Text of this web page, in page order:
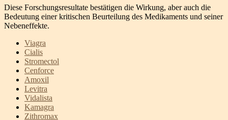
Diese Forschungsresultate bestätigen die Wirkung, aber auch die
Bedeutung einer kritischen Beurteilung des Medikaments und seiner
Nebeneffekte.
Viagra
Cialis
Stromectol
Cenforce
Amoxil
Levitra
Vidalista
Kamagra
Zithromax